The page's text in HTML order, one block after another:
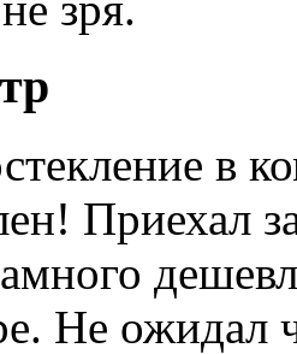
в
Приехал
Не ожидал